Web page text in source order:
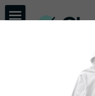
Consommateurs